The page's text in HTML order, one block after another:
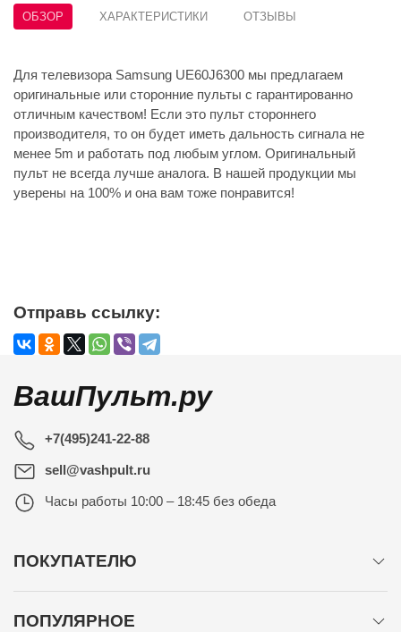
ОБЗОР ХАРАКТЕРИСТИКИ ОТЗЫВЫ
Для телевизора Samsung UE60J6300 мы предлагаем
оригинальные или сторонние пульты с гарантированно
отличным качеством! Если это пульт стороннего
производителя, то он будет иметь дальность сигнала не
менее 5m и работать под любым углом. Оригинальный
пульт не всегда лучше аналога. В нашей продукции мы
уверены на 100% и она вам тоже понравится!
Отправь ссылку:
ВашПульт.ру
+7(495)241-22-88
sell@vashpult.ru
Часы работы 10:00 – 18:45 без обеда
ПОКУПАТЕЛЮ
ПОПУЛЯРНОЕ